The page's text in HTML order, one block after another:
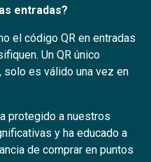
entradas?
el código QR en entradas
Un QR único
solo es válido una vez en
protegido a nuestros
y ha educado a
de comprar en puntos